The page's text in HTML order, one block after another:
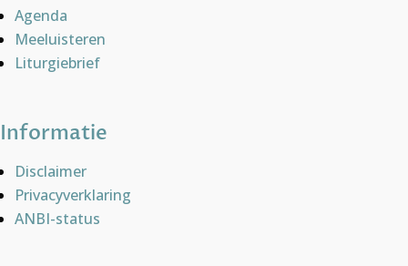
Agenda
Meeluisteren
Liturgiebrief
Informatie
Disclaimer
Privacyverklaring
ANBI-status